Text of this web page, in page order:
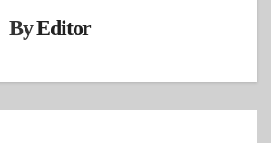
ByEditor